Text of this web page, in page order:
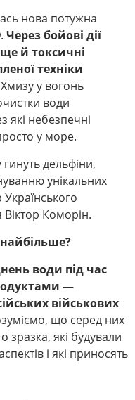
нова потужна
Через бойові дії
й токсичні
техніки
Хмизу у вогонь
води
які небезпечні
у море.
дельфіни,
унікальних
Віктор Коморін.
води під час
—
військових
що серед них
зразка, які будували
і які приносять